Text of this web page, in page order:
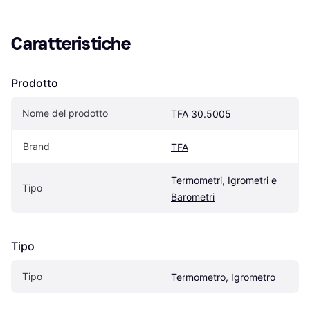
Caratteristiche
Prodotto
Nome del prodotto TFA 30.5005
Brand TFA
Tipo
Termometri, Igrometri e
Barometri
Tipo
Tipo Termometro, Igrometro